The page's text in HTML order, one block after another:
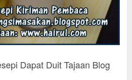
Dapat Duit Tajaan Blog